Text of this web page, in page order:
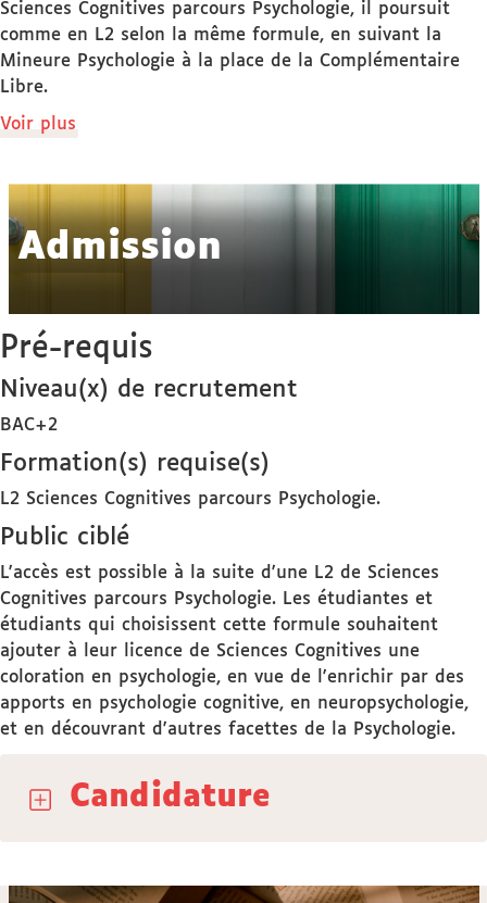
Sciences Cognitives parcours Psychologie, il poursuit
comme en L2 selon la même formule, en suivant la
Mineure Psychologie à la place de la Complémentaire
Libre.
Voir plus
Admission
Pré-requis
Niveau(x) de recrutement
BAC+2
Formation(s) requise(s)
L2 Sciences Cognitives parcours Psychologie.
Public ciblé
L'accès est possible à la suite d'une L2 de Sciences
Cognitives parcours Psychologie. Les étudiantes et
étudiants qui choisissent cette formule souhaitent
ajouter à leur licence de Sciences Cognitives une
coloration en psychologie, en vue de l'enrichir par des
apports en psychologie cognitive, en neuropsychologie,
et en découvrant d'autres facettes de la Psychologie.
Candidature